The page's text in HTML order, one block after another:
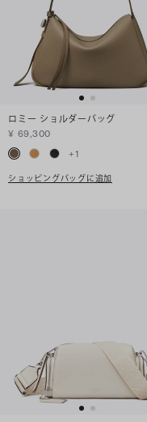
ロミー ショルダーバッグ
¥ 69,300
+1
ショッピングバッグに追加